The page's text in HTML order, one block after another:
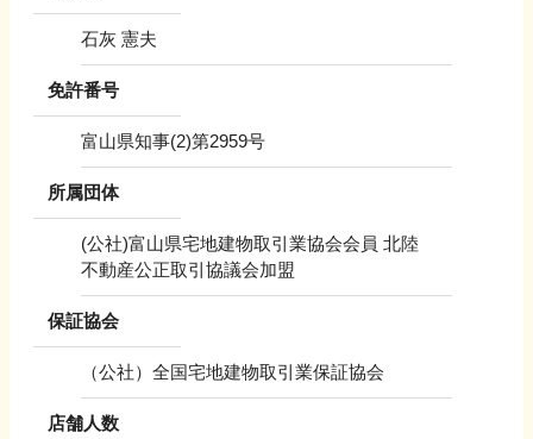
石灰 憲夫
免許番号
富山県知事(2)第2959号
所属団体
(公社)富山県宅地建物取引業協会会員 北陸
不動産公正取引協議会加盟
保証協会
（公社）全国宅地建物取引業保証協会
店舗人数